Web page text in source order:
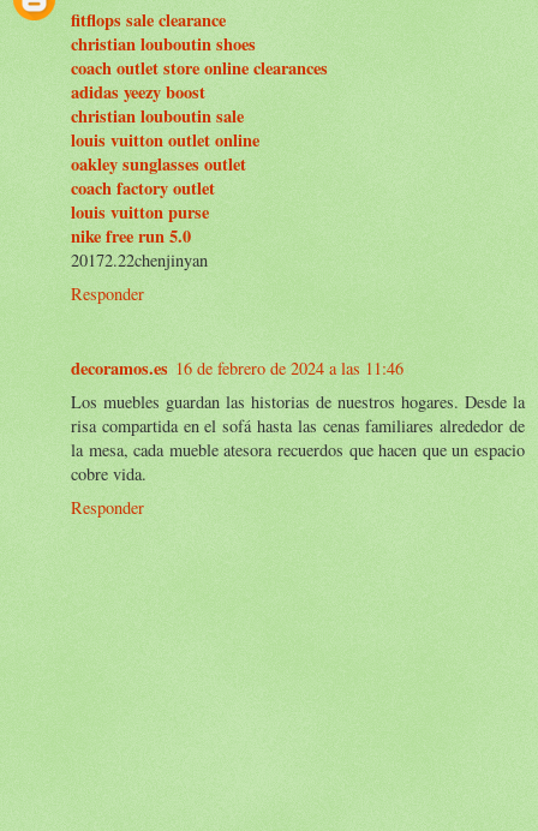
fitflops sale clearance
christian louboutin shoes
coach outlet store online clearances
adidas yeezy boost
christian louboutin sale
louis vuitton outlet online
oakley sunglasses outlet
coach factory outlet
louis vuitton purse
nike free run 5.0
20172.22chenjinyan
Responder
decoramos.es 16 de febrero de 2024 a las 11:46
Los muebles guardan las historias de nuestros hogares. Desde la
risa compartida en el sofá hasta las cenas familiares alrededor de
la mesa, cada mueble atesora recuerdos que hacen que un espacio
cobre vida.
Responder